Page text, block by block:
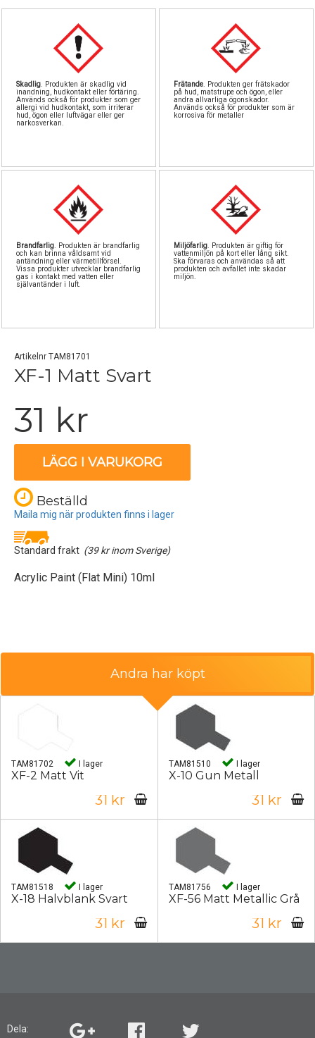
Skadlig . Produkten är skadlig vid
inandning, hudkontakt eller förtäring.
Används också för produkter som ger
allergi vid hudkontakt, som irriterar
hud, ögon eller luftvägar eller ger
narkosverkan.
Frätande . Produkten ger frätskador
på hud, matstrupe och ögon, eller
andra allvarliga ögonskador.
Används också för produkter som är
korrosiva för metaller
Brandfarlig. Produkten är brandfarlig
och kan brinna våldsamt vid
antändning eller värmetillförsel.
Vissa produkter utvecklar brandfarlig
gas i kontakt med vatten eller
självantänder i luft.
Miljöfarlig. Produkten är giftig för
vattenmiljön på kort eller lång sikt.
Ska förvaras och användas så att
produkten och avfallet inte skadar
miljön.
Artikelnr TAM81701
XF-1 Matt Svart
31 kr
LÄGG I VARUKORG
Beställd
Maila mig när produkten finns i lager
Standard frakt (39 kr inom Sverige)
Acrylic Paint (Flat Mini) 10ml
Andra har köpt
TAM81702 I lager
XF-2 Matt Vit
31 kr
TAM81510 I lager
X-10 Gun Metall
31 kr
TAM81518 I lager
X-18 Halvblank Svart
31 kr
TAM81756 I lager
XF-56 Matt Metallic Grå
31 kr
Dela: